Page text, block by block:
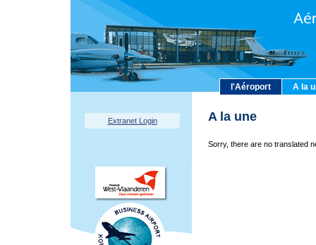
l'Aéroport A la
Extranet Login A la une
Sorry, there are no translated